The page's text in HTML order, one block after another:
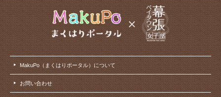
MakuPo（まくはりポータル）について
お問い合わせ